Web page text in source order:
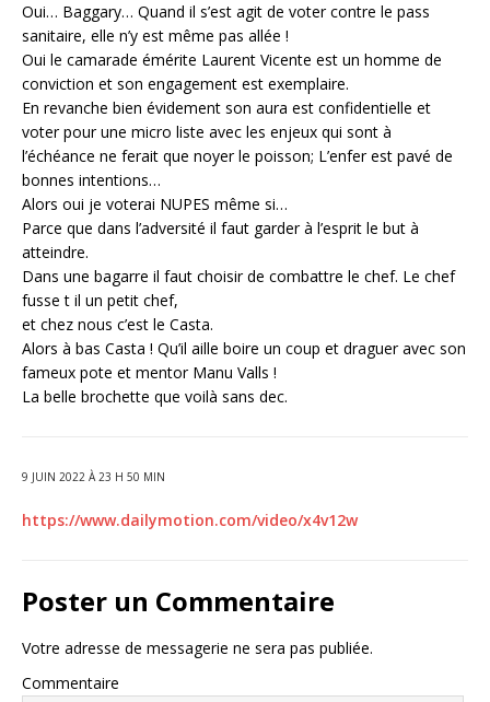
Oui… Baggary… Quand il s’est agit de voter contre le pass
sanitaire, elle n’y est même pas allée !
Oui le camarade émérite Laurent Vicente est un homme de
conviction et son engagement est exemplaire.
En revanche bien évidement son aura est confidentielle et
voter pour une micro liste avec les enjeux qui sont à
l’échéance ne ferait que noyer le poisson; L’enfer est pavé de
bonnes intentions…
Alors oui je voterai NUPES même si…
Parce que dans l’adversité il faut garder à l’esprit le but à
atteindre.
Dans une bagarre il faut choisir de combattre le chef. Le chef
fusse t il un petit chef,
et chez nous c’est le Casta.
Alors à bas Casta ! Qu’il aille boire un coup et draguer avec son
fameux pote et mentor Manu Valls !
La belle brochette que voilà sans dec.
9 JUIN 2022 À 23 H 50 MIN
https://www.dailymotion.com/video/x4v12w
Poster un Commentaire
Votre adresse de messagerie ne sera pas publiée.
Commentaire